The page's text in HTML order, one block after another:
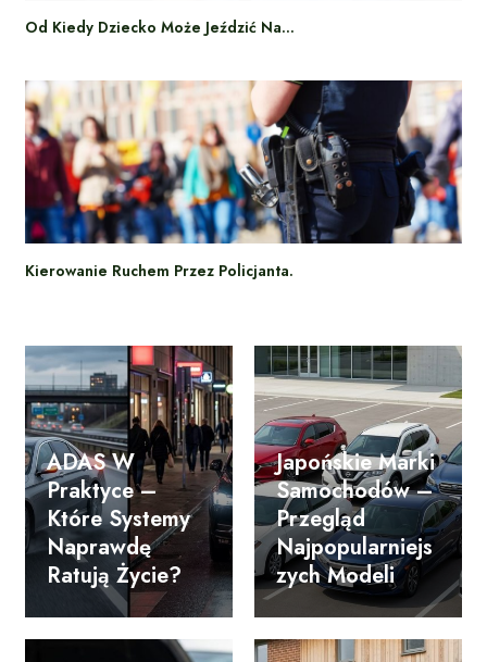
Od Kiedy Dziecko Może Jeździć Na…
Kierowanie Ruchem Przez Policjanta.
ADAS W
Praktyce –
Które Systemy
Naprawdę
Ratują Życie?
Japońskie Marki
Samochodów –
Przegląd
Najpopularniejs
Zych Modeli